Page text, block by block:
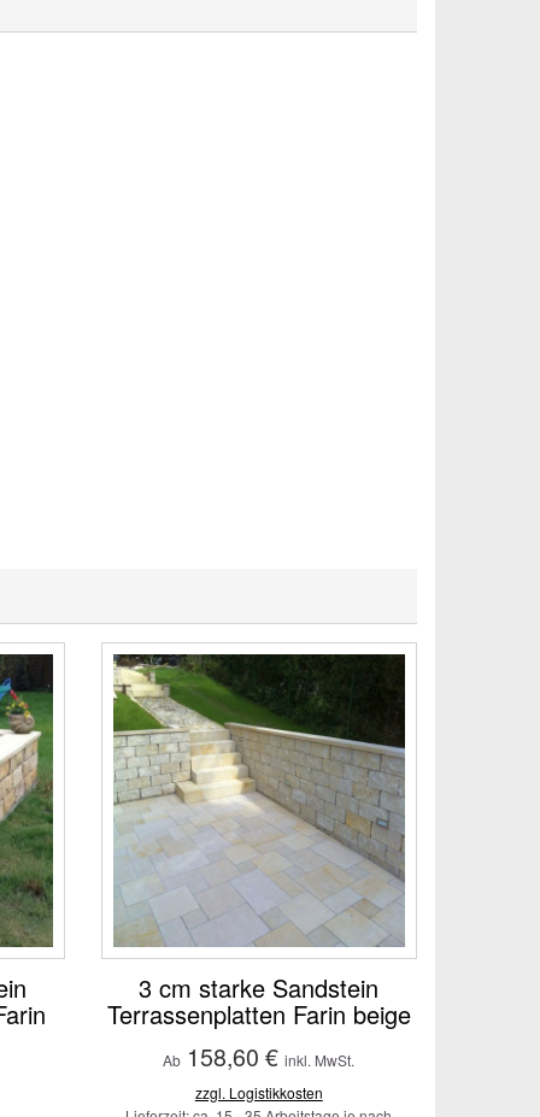
3 cm starke Sandstein
Terrassenplatten Farin beige
Ab 158,60 € inkl. MwSt.
zzgl. Logistikkosten